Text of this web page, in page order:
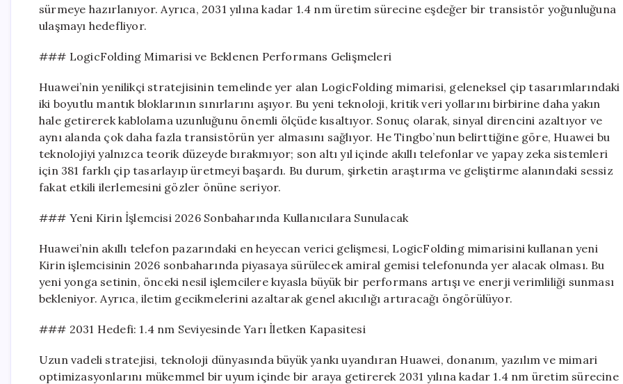
sürmeye hazırlanıyor. Ayrıca, 2031 yılına kadar 1.4 nm üretim sürecine eşdeğer bir transistör yoğunluğuna
ulaşmayı hedefliyor.
### LogicFolding Mimarisi ve Beklenen Performans Gelişmeleri
Huawei’nin yenilikçi stratejisinin temelinde yer alan LogicFolding mimarisi, geleneksel çip tasarımlarındaki
iki boyutlu mantık bloklarının sınırlarını aşıyor. Bu yeni teknoloji, kritik veri yollarını birbirine daha yakın
hale getirerek kablolama uzunluğunu önemli ölçüde kısaltıyor. Sonuç olarak, sinyal direncini azaltıyor ve
aynı alanda çok daha fazla transistörün yer almasını sağlıyor. He Tingbo’nun belirttiğine göre, Huawei bu
teknolojiyi yalnızca teorik düzeyde bırakmıyor; son altı yıl içinde akıllı telefonlar ve yapay zeka sistemleri
için 381 farklı çip tasarlayıp üretmeyi başardı. Bu durum, şirketin araştırma ve geliştirme alanındaki sessiz
fakat etkili ilerlemesini gözler önüne seriyor.
### Yeni Kirin İşlemcisi 2026 Sonbaharında Kullanıcılara Sunulacak
Huawei’nin akıllı telefon pazarındaki en heyecan verici gelişmesi, LogicFolding mimarisini kullanan yeni
Kirin işlemcisinin 2026 sonbaharında piyasaya sürülecek amiral gemisi telefonunda yer alacak olması. Bu
yeni yonga setinin, önceki nesil işlemcilere kıyasla büyük bir performans artışı ve enerji verimliliği sunması
bekleniyor. Ayrıca, iletim gecikmelerini azaltarak genel akıcılığı artıracağı öngörülüyor.
### 2031 Hedefi: 1.4 nm Seviyesinde Yarı İletken Kapasitesi
Uzun vadeli stratejisi, teknoloji dünyasında büyük yankı uyandıran Huawei, donanım, yazılım ve mimari
optimizasyonlarını mükemmel bir uyum içinde bir araya getirerek 2031 yılına kadar 1.4 nm üretim sürecine